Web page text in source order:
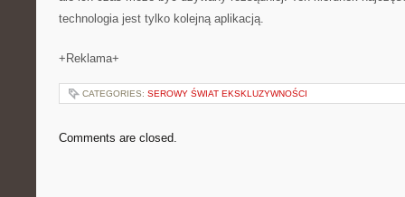
technologia jest tylko kolejną aplikacją.
+Reklama+
CATEGORIES: SEROWY ŚWIAT EKSKLUZYWNOŚCI
Comments are closed.